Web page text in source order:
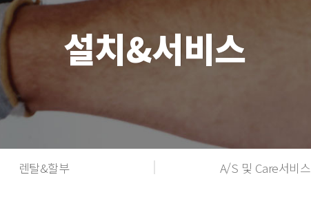
설치&서비스
렌탈&할부 A/S 및 Care서비스